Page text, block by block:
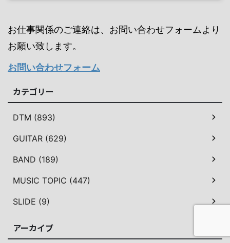
お仕事関係のご連絡は、お問い合わせフォームより
お願い致します。
お問い合わせフォーム
カテゴリー
DTM (893)
GUITAR (629)
BAND (189)
MUSIC TOPIC (447)
SLIDE (9)
アーカイブ